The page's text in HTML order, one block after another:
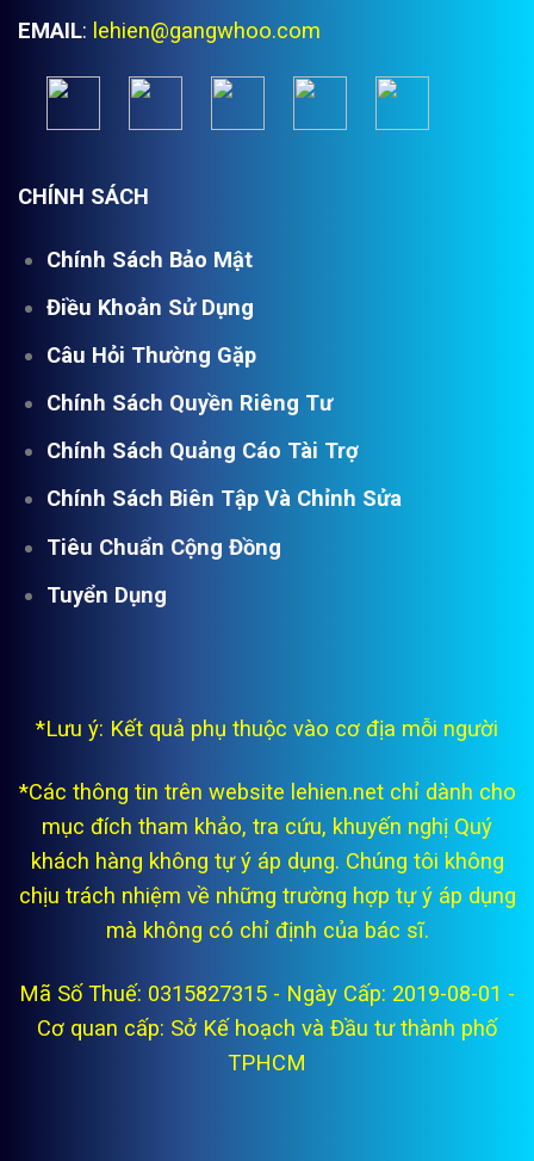
EMAIL: lehien@gangwhoo.com
CHÍNH SÁCH
Chính Sách Bảo Mật
Điều Khoản Sử Dụng
Câu Hỏi Thường Gặp
Chính Sách Quyền Riêng Tư
Chính Sách Quảng Cáo Tài Trợ
Chính Sách Biên Tập Và Chỉnh Sửa
Tiêu Chuẩn Cộng Đồng
Tuyển Dụng
*Lưu ý: Kết quả phụ thuộc vào cơ địa mỗi người
*Các thông tin trên website lehien.net chỉ dành cho
mục đích tham khảo, tra cứu, khuyến nghị Quý
khách hàng không tự ý áp dụng. Chúng tôi không
chịu trách nhiệm về những trường hợp tự ý áp dụng
mà không có chỉ định của bác sĩ.
Mã Số Thuế: 0315827315 - Ngày Cấp: 2019-08-01 -
Cơ quan cấp: Sở Kế hoạch và Đầu tư thành phố
TPHCM